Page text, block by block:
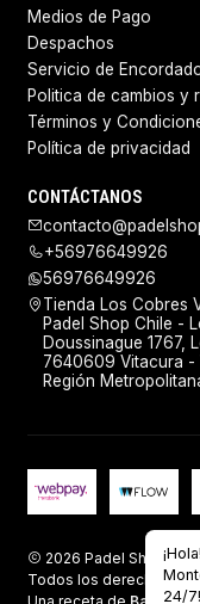
Medios de Pago
Despachos
Servicio de
Politica de cambios y
Términos y
Política de privacidad
CONTÁCTANOS
+56976649926
56976649926
Tienda Los Cobres
Padel Shop Chile -
Doussinague 1767,
7640609 Vitacura -
Región
2026 Padel Shop
Todos los derechos
24/7!